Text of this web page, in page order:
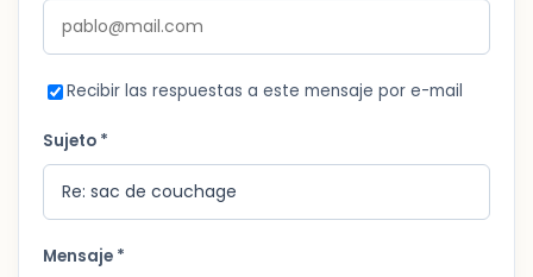
Recibir las respuestas a este mensaje por e-mail
Sujeto *
Mensaje *